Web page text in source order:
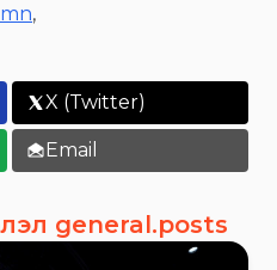
,
X (Twitter)
Email
general.posts